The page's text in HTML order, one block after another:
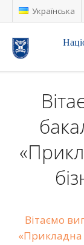
Українська
Вітаємо
«Прикладна